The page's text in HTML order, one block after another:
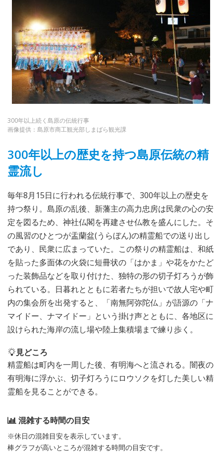
300年以上続く島原の伝統行事
画像提供：島原市商工観光部しまばら観光課
300年以上の歴史を持つ島原伝統の精
霊流し
毎年8月15日に行われる伝統行事で、300年以上の歴史を
持つ祭り。島原の乱後、新藩主の高力忠房は民衆の心の安
定を図るため、神社仏閣を再建させ仏教を盛んにした。そ
の風習のひとつが盂蘭盆(うらぼん)の精霊船での送り出し
であり、民衆に広まっていた。この祭りの精霊船は、和紙
を貼った多面体の火袋に短冊状の「はかま」や花をかたど
った装飾品などを取り付けた、独特の形の切子灯ろうが飾
られている。日暮れとともに若者たちが担いで故人宅や町
内の集会所を出発すると、「南無阿弥陀仏」が語源の「ナ
マイドー、ナマイドー」という掛け声とともに、各地区に
設けられた海岸の流し場や陸上集積場まで練り歩く。
見どころ
精霊船は町内を一周した後、有明海へと流される。闇夜の
有明海に浮かぶ、切子灯ろうにロウソクを灯した美しい精
霊船を見ることができる。
混雑する時間の目安
※休日の混雑目安を表示しています。
棒グラフが高いところが混雑する時間の目安です。